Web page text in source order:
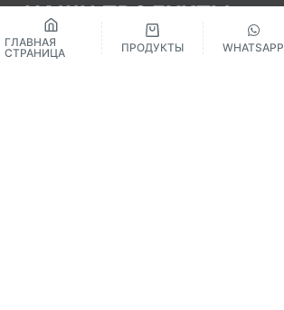
ГЛАВНАЯ
СТРАНИЦА
ПРОДУКТЫ WHATSAPP
НАШИ ПРОДУКТЫ
КЛАССИЧЕСКИЙ ПОЛ SPC